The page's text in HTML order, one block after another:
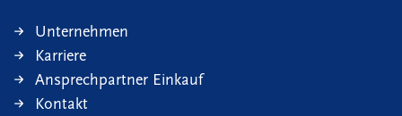
Unternehmen
Karriere
Ansprechpartner Einkauf
Kontakt